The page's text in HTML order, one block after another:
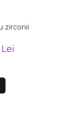
zirconii